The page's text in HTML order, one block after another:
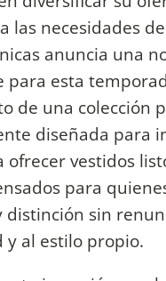
las necesidades
anuncia una
para esta
de una colección
diseñada para
ofrecer vestidos
para
distinción sin
y al estilo propio.